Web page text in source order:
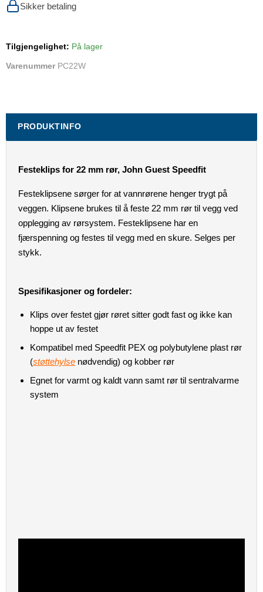
Sikker betaling
Tilgjengelighet: På lager
Varenummer PC22W
PRODUKTINFO
Festeklips for 22 mm rør, John Guest Speedfit
Festeklipsene sørger for at vannrørene henger trygt på
veggen. Klipsene brukes til å feste 22 mm rør til vegg ved
opplegging av rørsystem. Festeklipsene har en
fjærspenning og festes til vegg med en skure. Selges per
stykk.
Spesifikasjoner og fordeler:
Klips over festet gjør røret sitter godt fast og ikke kan
hoppe ut av festet
Kompatibel med Speedfit PEX og polybutylene plast rør
(støttehylse nødvendig) og kobber rør
Egnet for varmt og kaldt vann samt rør til sentralvarme
system